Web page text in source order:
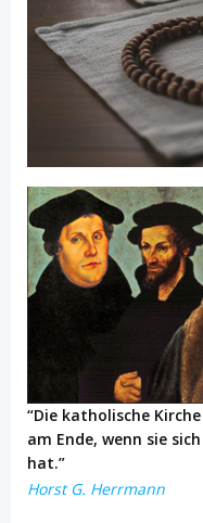
“Die katholische
am Ende, wenn sie
hat.”
Horst G. Herrmann